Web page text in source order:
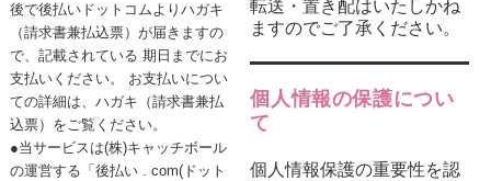
後で後払いドットコムよりハガキ
（請求書兼払込票）が届きますの
で、記載されている 期日までにお
支払いください。 お支払いについ
ての詳細は、ハガキ（請求書兼払
込票）をご覧ください。
●当サービスは(株)キャッチボール
の運営する「後払い . com(ドット
転送・置き配はいたしかね
ますのでご了承ください。
個人情報の保護につい
て
個人情報保護の重要性を認